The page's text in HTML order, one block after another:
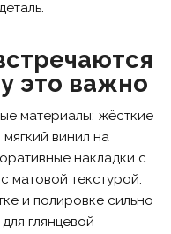
это важно
материалы: жёсткие
винил на
накладки с
матовой текстурой.
и полировке сильно
глянцевой